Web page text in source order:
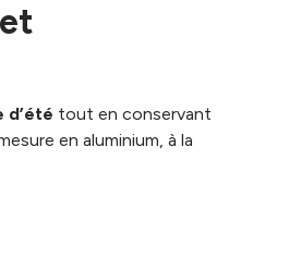
d’été tout en conservant
en aluminium, à la